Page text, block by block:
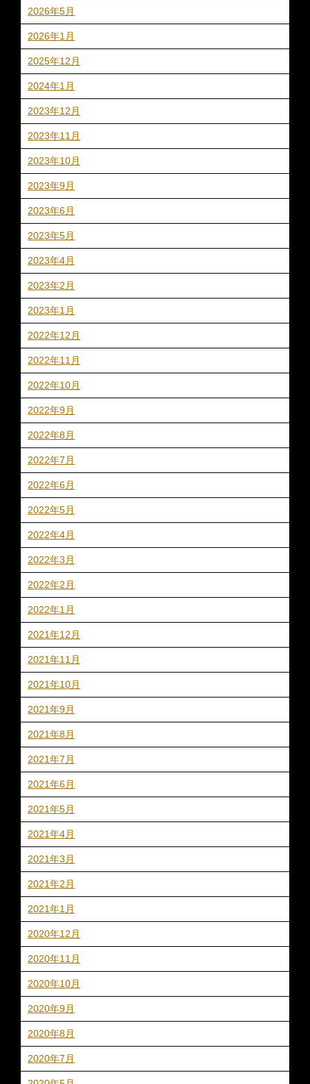
2026年5月
2026年1月
2025年12月
2024年1月
2023年12月
2023年11月
2023年10月
2023年9月
2023年6月
2023年5月
2023年4月
2023年2月
2023年1月
2022年12月
2022年11月
2022年10月
2022年9月
2022年8月
2022年7月
2022年6月
2022年5月
2022年4月
2022年3月
2022年2月
2022年1月
2021年12月
2021年11月
2021年10月
2021年9月
2021年8月
2021年7月
2021年6月
2021年5月
2021年4月
2021年3月
2021年2月
2021年1月
2020年12月
2020年11月
2020年10月
2020年9月
2020年8月
2020年7月